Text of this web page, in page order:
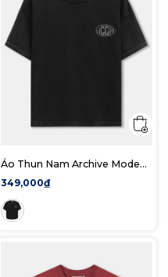
Áo Thun Nam Archive Mode
Form Boxy
349,000₫